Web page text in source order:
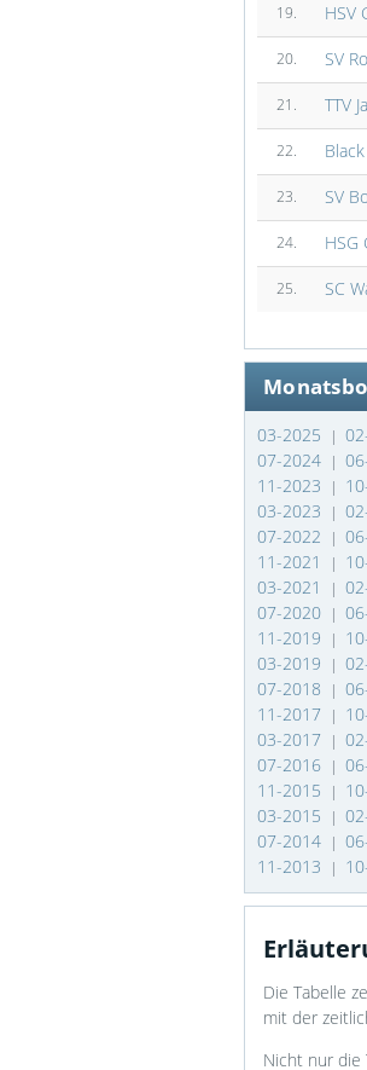
19. HSV
20. SV
21. TTV
22.
23. SV
24. HSG
25. SC
03-2025 |
07-2024 |
11-2023 |
03-2023 |
07-2022 |
11-2021 |
03-2021 |
07-2020 |
11-2019 |
03-2019 |
07-2018 |
11-2017 |
03-2017 |
07-2016 |
11-2015 |
03-2015 |
07-2014 |
11-2013 |
Die Tabelle
mit der
Nicht nur die